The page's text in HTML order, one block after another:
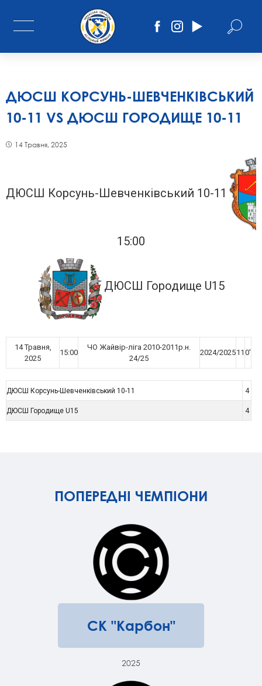
ДЮСШ КОРСУНЬ-ШЕВЧЕНКІВСЬКИЙ
10-11 VS ДЮСШ ГОРОДИЩЕ 10-11
14 Травня, 2025
ДЮСШ Корсунь-Шевченківський 10-11
15:00
ДЮСШ Городище U15
14 Травня,
2025
15:00
ЧО Жайвір-ліга 2010-2011р.н.
24/25
2024/202511 0'
ДЮСШ Корсунь-Шевченківський 10-11 4
ДЮСШ Городище U15 4
ПОПЕРЕДНІ ЧЕМПІОНИ
СК "Карбон"
2025